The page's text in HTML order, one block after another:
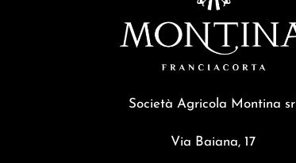
Società Agricola Montina srl
Via Baiana, 17